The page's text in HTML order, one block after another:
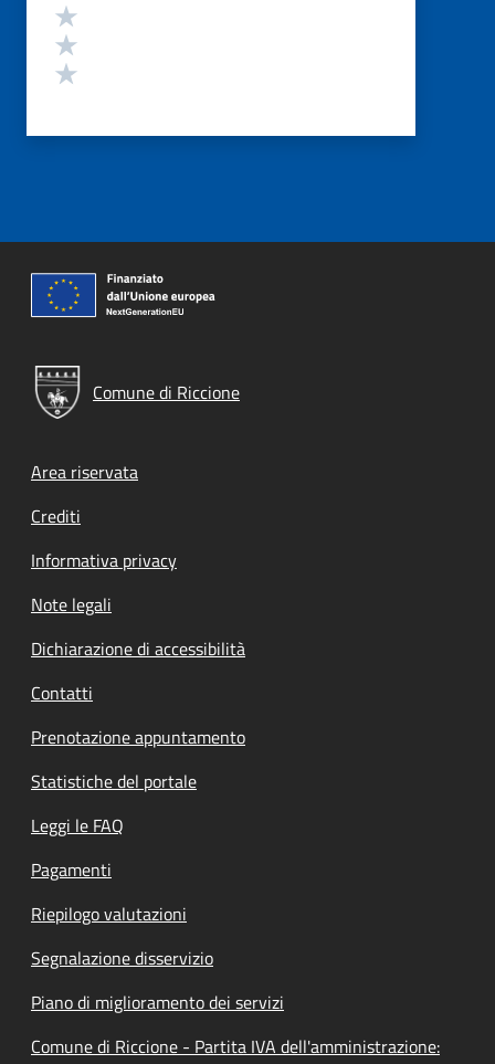
Comune di Riccione
Footer menu
Area riservata
Crediti
Informativa privacy
Note legali
Dichiarazione di accessibilità
Contatti
Prenotazione appuntamento
Statistiche del portale
Leggi le FAQ
Pagamenti
Riepilogo valutazioni
Segnalazione disservizio
Piano di miglioramento dei servizi
Comune di Riccione - Partita IVA dell'amministrazione: